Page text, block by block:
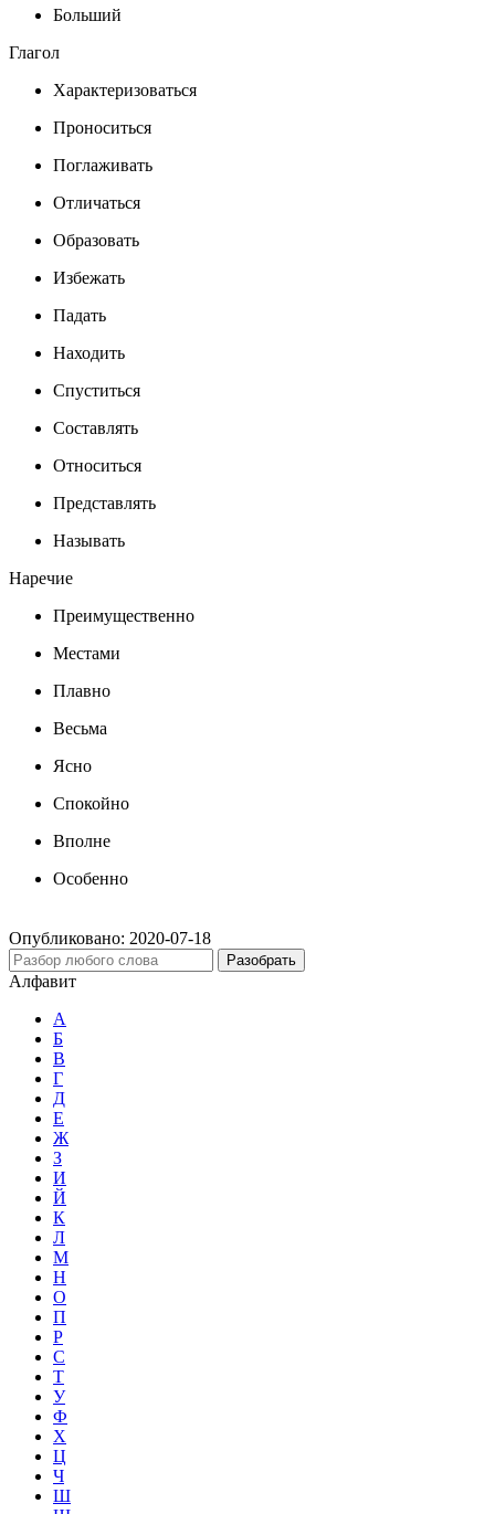
Больший
Глагол
Характеризоваться
Проноситься
Поглаживать
Отличаться
Образовать
Избежать
Падать
Находить
Спуститься
Составлять
Относиться
Представлять
Называть
Наречие
Преимущественно
Местами
Плавно
Весьма
Ясно
Спокойно
Вполне
Особенно
Опубликовано: 2020-07-18
Разобрать
Алфавит
А
Б
В
Г
Д
Е
Ж
З
И
Й
К
Л
М
Н
О
П
Р
С
Т
У
Ф
Х
Ц
Ч
Ш